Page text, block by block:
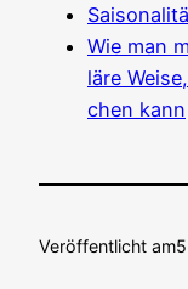
Wie man
lä­re
chen kann
Veröffentlicht am